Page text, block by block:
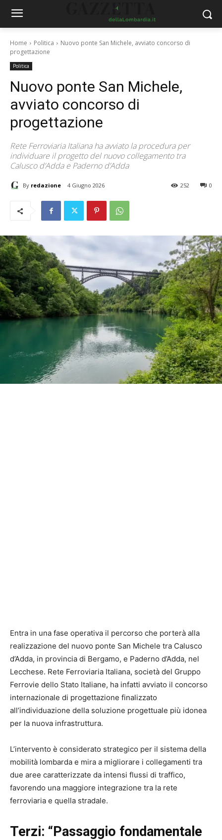
Home Politica
Nuovo ponte San Michele, avviato concorso di
progettazione
Politica
Nuovo ponte San Michele,
avviato concorso di
progettazione
Rete Ferroviaria Italiana ha avviato la procedura per
individuare il progetto del nuovo collegamento tra
Calusco d’Adda e Paderno d’Adda
By redazione 4 Giugno 2026 0
252
Entra in una fase operativa il percorso che porterà alla
realizzazione del nuovo ponte San Michele tra Calusco
d’Adda, in provincia di Bergamo, e Paderno d’Adda, nel
Lecchese. Rete Ferroviaria Italiana, società del Gruppo
Ferrovie dello Stato Italiane, ha infatti avviato il concorso
internazionale di progettazione finalizzato
all’individuazione della soluzione progettuale più idonea
per la nuova infrastruttura.
L’intervento è considerato strategico per il sistema della
mobilità lombarda e mira a migliorare i collegamenti tra
due aree caratterizzate da intensi flussi di traffico,
favorendo una maggiore integrazione tra la rete
ferroviaria e quella stradale.
Terzi: “Passaggio fondamentale